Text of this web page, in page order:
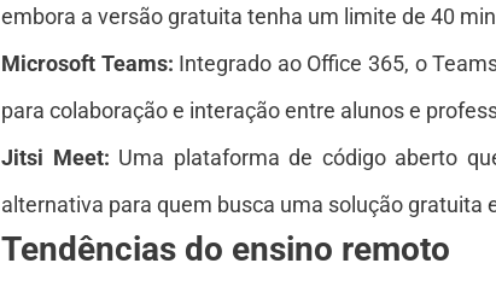
embora a versão gratuita tenha um limite de 40
Microsoft Teams: Integrado ao Office 365, o
para colaboração e interação entre alunos e
Jitsi Meet: Uma plataforma de código aberto
alternativa para quem busca uma solução gratuita
Tendências do ensino remoto